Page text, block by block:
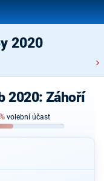
2020
2020: Záhoří
volební účast